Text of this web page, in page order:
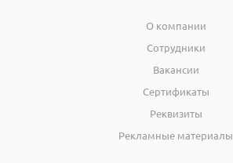
О компании
Сотрудники
Вакансии
Сертификаты
Реквизиты
Рекламные материалы